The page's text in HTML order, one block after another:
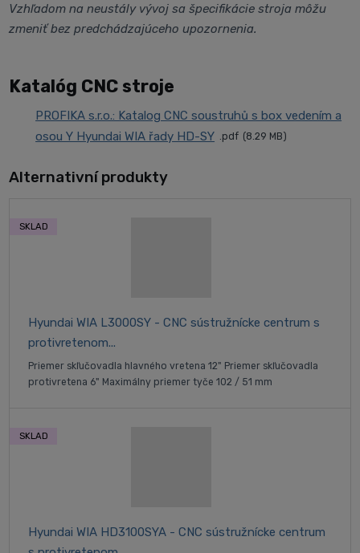
Vzhľadom na neustály vývoj sa špecifikácie stroja môžu
zmeniť bez predchádzajúceho upozornenia.
Katalóg CNC stroje
PROFIKA s.r.o.: Katalog CNC soustruhů s box vedením a
osou Y Hyundai WIA řady HD-SY
pdf 8.29 MB
Alternativní produkty
Hyundai WIA L3000SY - CNC sústružnícke centrum s
protivretenom...
Priemer skľučovadla hlavného vretena 12" Priemer skľučovadla
protivretena 6" Maximálny priemer tyče 102 / 51 mm
SKLAD
Hyundai WIA HD3100SYA - CNC sústružnícke centrum
SKLAD